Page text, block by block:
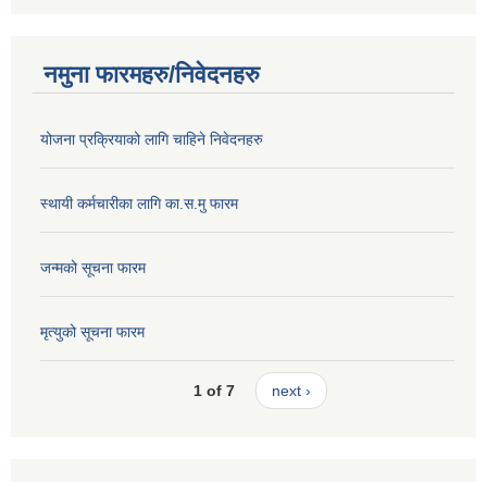
नमुना फारमहरु/निवेदनहरु
योजना प्रक्रियाको लागि चाहिने निवेदनहरु
स्थायी कर्मचारीका लागि का.स.मु फारम
जन्मको सूचना फारम
मृत्युको सूचना फारम
1 of 7 next ›